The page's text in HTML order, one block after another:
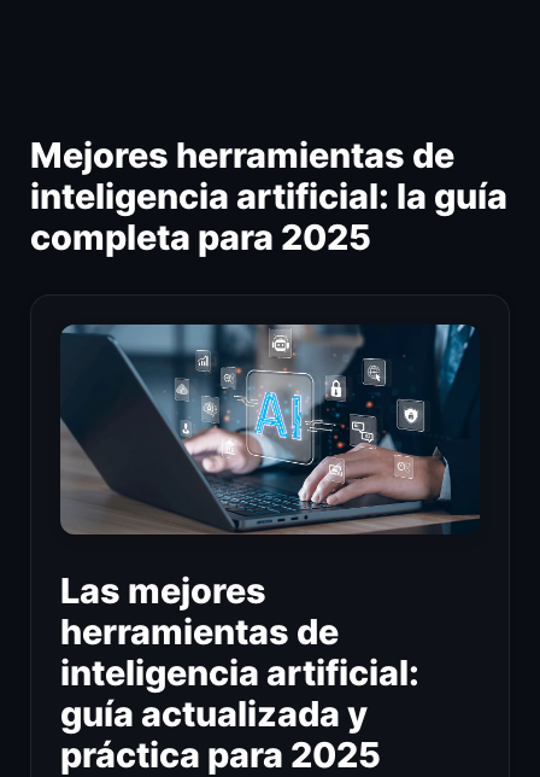
Mejores herramientas de
inteligencia artificial: la guía
completa para 2025
Las mejores
herramientas de
inteligencia artificial:
guía actualizada y
práctica para 2025